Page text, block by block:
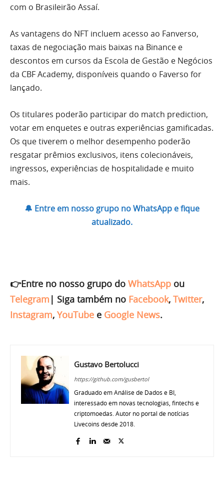
com o Brasileirão Assaí.
As vantagens do NFT incluem acesso ao Fanverso,
taxas de negociação mais baixas na Binance e
descontos em cursos da Escola de Gestão e Negócios
da CBF Academy, disponíveis quando o Faverso for
lançado.
Os titulares poderão participar do match prediction,
votar em enquetes e outras experiências gamificadas.
Os que tiverem o melhor desempenho poderão
resgatar prêmios exclusivos, itens colecionáveis,
ingressos, experiências de hospitalidade e muito
mais.
🔔 Entre em nosso grupo no WhatsApp e fique
atualizado.
👉Entre no nosso grupo do WhatsApp ou
Telegram | Siga também no Facebook, Twitter,
Instagram, YouTube e Google News.
Gustavo Bertolucci
https://github.com/gusbertol
Graduado em Análise de Dados e BI,
interessado em novas tecnologias, fintechs e
criptomoedas. Autor no portal de notícias
Livecoins desde 2018.